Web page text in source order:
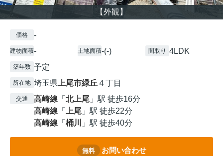
【外観】
価格 -
建物面積- 土地面積-(-) 間取り 4LDK
築年数 予定
所在地 埼玉県 上尾市緑丘 ４丁目
交通 高崎線 「 北上尾 」駅 徒歩16分
高崎線 「 上尾 」駅 徒歩22分
高崎線 「 桶川 」駅 徒歩40分
無料 お問い合わせ